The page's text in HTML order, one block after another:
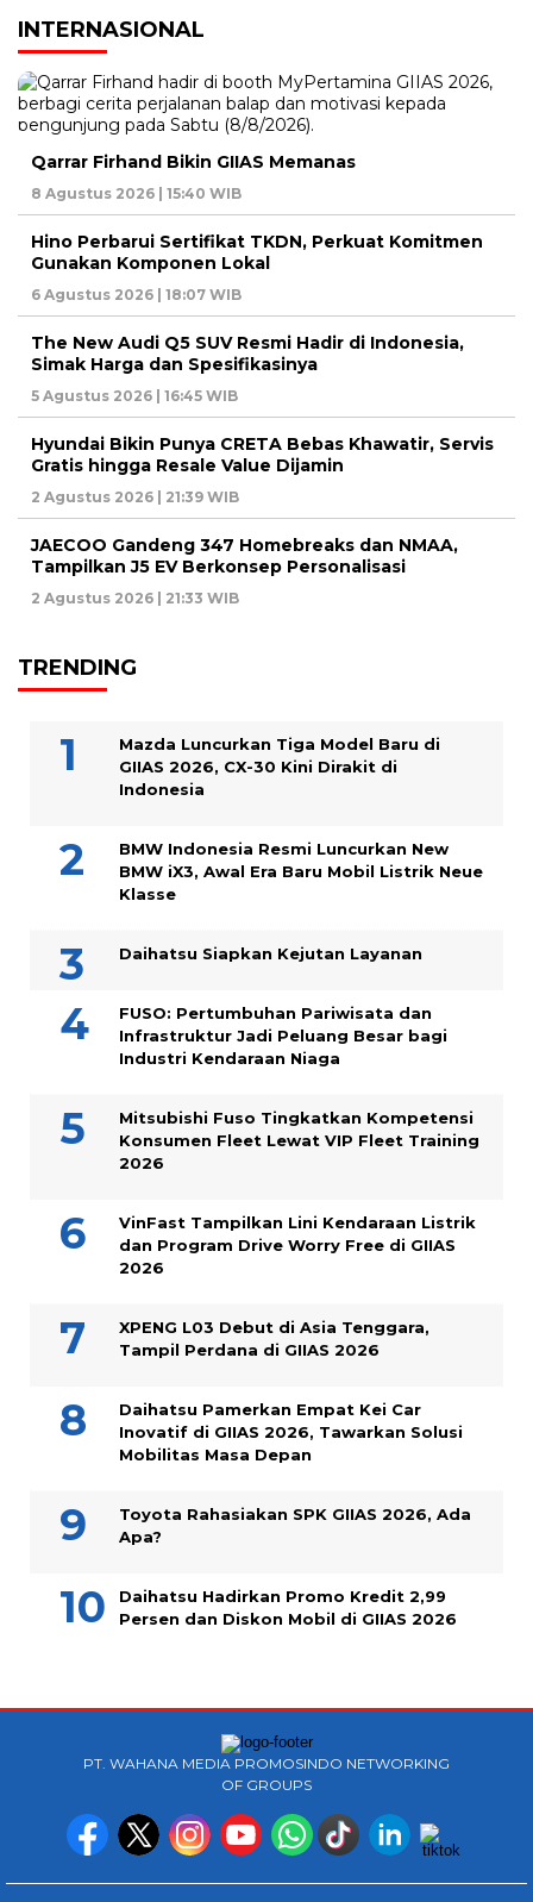
INTERNASIONAL
Qarrar Firhand Bikin GIIAS Memanas
8 Agustus 2026 | 15:40 WIB
Hino Perbarui Sertifikat TKDN, Perkuat Komitmen
Gunakan Komponen Lokal
6 Agustus 2026 | 18:07 WIB
The New Audi Q5 SUV Resmi Hadir di Indonesia,
Simak Harga dan Spesifikasinya
5 Agustus 2026 | 16:45 WIB
Hyundai Bikin Punya CRETA Bebas Khawatir, Servis
Gratis hingga Resale Value Dijamin
2 Agustus 2026 | 21:39 WIB
JAECOO Gandeng 347 Homebreaks dan NMAA,
Tampilkan J5 EV Berkonsep Personalisasi
2 Agustus 2026 | 21:33 WIB
TRENDING
Mazda Luncurkan Tiga Model Baru di
GIIAS 2026, CX-30 Kini Dirakit di
Indonesia
BMW Indonesia Resmi Luncurkan New
BMW iX3, Awal Era Baru Mobil Listrik Neue
Klasse
Daihatsu Siapkan Kejutan Layanan
FUSO: Pertumbuhan Pariwisata dan
Infrastruktur Jadi Peluang Besar bagi
Industri Kendaraan Niaga
Mitsubishi Fuso Tingkatkan Kompetensi
Konsumen Fleet Lewat VIP Fleet Training
2026
VinFast Tampilkan Lini Kendaraan Listrik
dan Program Drive Worry Free di GIIAS
2026
XPENG L03 Debut di Asia Tenggara,
Tampil Perdana di GIIAS 2026
Daihatsu Pamerkan Empat Kei Car
Inovatif di GIIAS 2026, Tawarkan Solusi
Mobilitas Masa Depan
Toyota Rahasiakan SPK GIIAS 2026, Ada
Apa?
Daihatsu Hadirkan Promo Kredit 2,99
Persen dan Diskon Mobil di GIIAS 2026
PT. WAHANA MEDIA PROMOSINDO NETWORKING
OF GROUPS